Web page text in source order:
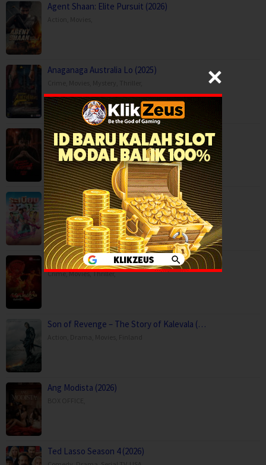
Agent Shaan: Elite Pursuit (2026)
Anaganaga Australia Lo (2025)
Kaalam paranja kadha (2026)
Crime,Movies,Thriller,
Mor Lam Rhythm (2026)
Comedy,Drama,Movies,Music,Thailand
Paithalattam (2026)
Crime,Movies,Thriller,
Son of Revenge – The Story of Kalevala (…
Ang Modista (2026)
Ted Lasso Season 4 (2026)